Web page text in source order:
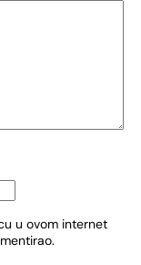
u ovom internet